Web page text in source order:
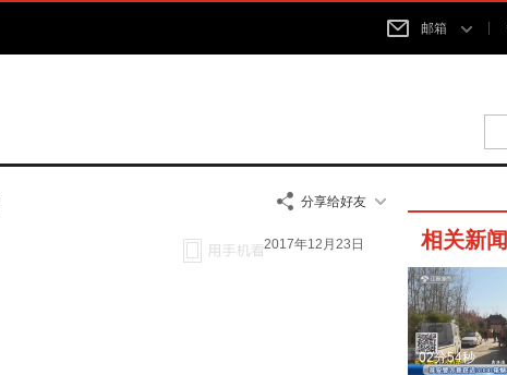
邮箱
分享给好友
2017年12月23日 相关新闻
02分54秒